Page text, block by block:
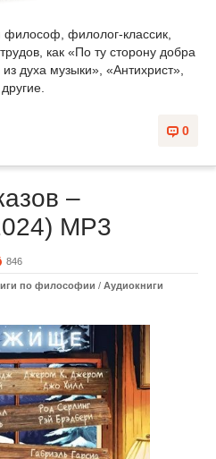
филолог-классик,
как «По ту сторону добра
духа музыки», «Антихрист»,
0
–
MP3
846
по философии / Аудиокниги